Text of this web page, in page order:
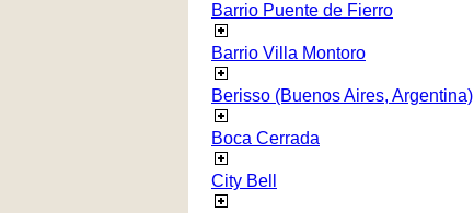
Barrio Puente de Fierro
Barrio Villa Montoro
Berisso (Buenos Aires, Argentina)
Boca Cerrada
City Bell